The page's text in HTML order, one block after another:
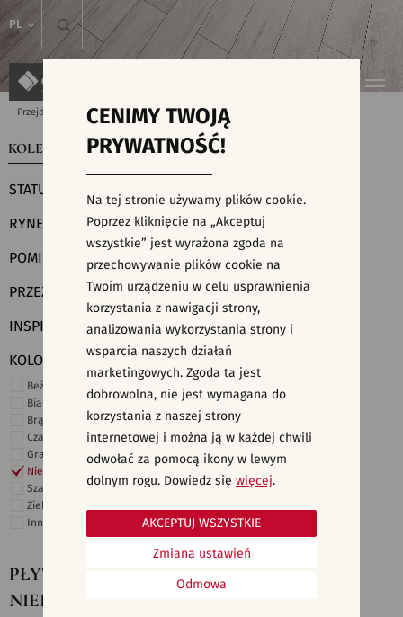
PL
Przejdź do strony głównej Kolekcje
KOLEKCJE WYSZUKIWARKA PŁYTEK
STATUS
RYNEK
POMIESZCZENIE
PRZEZNACZENIE
INSPIRACJE
KOLORY
Beżowe
Białe
Brązowe
Czarne
Grafitowe
Niebieskie
Szare
Zielone
Inne
PŁYTKI CERAMICZNE, KAFELKI -
NIEBIESKIE, BŁĘKITNE
CENIMY TWOJĄ
PRYWATNOŚĆ!
Na tej stronie używamy plików cookie.
Poprzez kliknięcie na „Akceptuj
wszystkie” jest wyrażona zgoda na
przechowywanie plików cookie na
Twoim urządzeniu w celu usprawnienia
korzystania z nawigacji strony,
analizowania wykorzystania strony i
wsparcia naszych działań
marketingowych. Zgoda ta jest
dobrowolna, nie jest wymagana do
korzystania z naszej strony
internetowej i można ją w każdej chwili
odwołać za pomocą ikony w lewym
dolnym rogu. Dowiedz się więcej.
Odmowa
Zmiana ustawień
AKCEPTUJ WSZYSTKIE